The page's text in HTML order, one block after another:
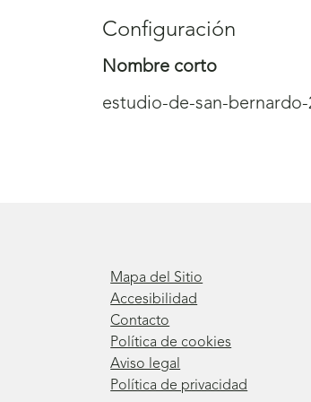
Configuración
Nombre corto
estudio-de-san-bernardo-
Mapa del Sitio
Accesibilidad
Contacto
Política de cookies
Aviso legal
Política de privacidad